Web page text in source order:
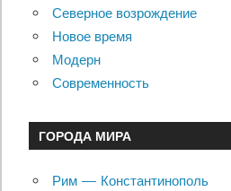
Северное возрождение
Новое время
Модерн
Современность
ГОРОДА МИРА
Рим — Константинополь